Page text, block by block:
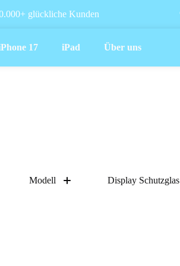
glückliche Kunden
17 iPad Über uns
Modell Display Schutzglas